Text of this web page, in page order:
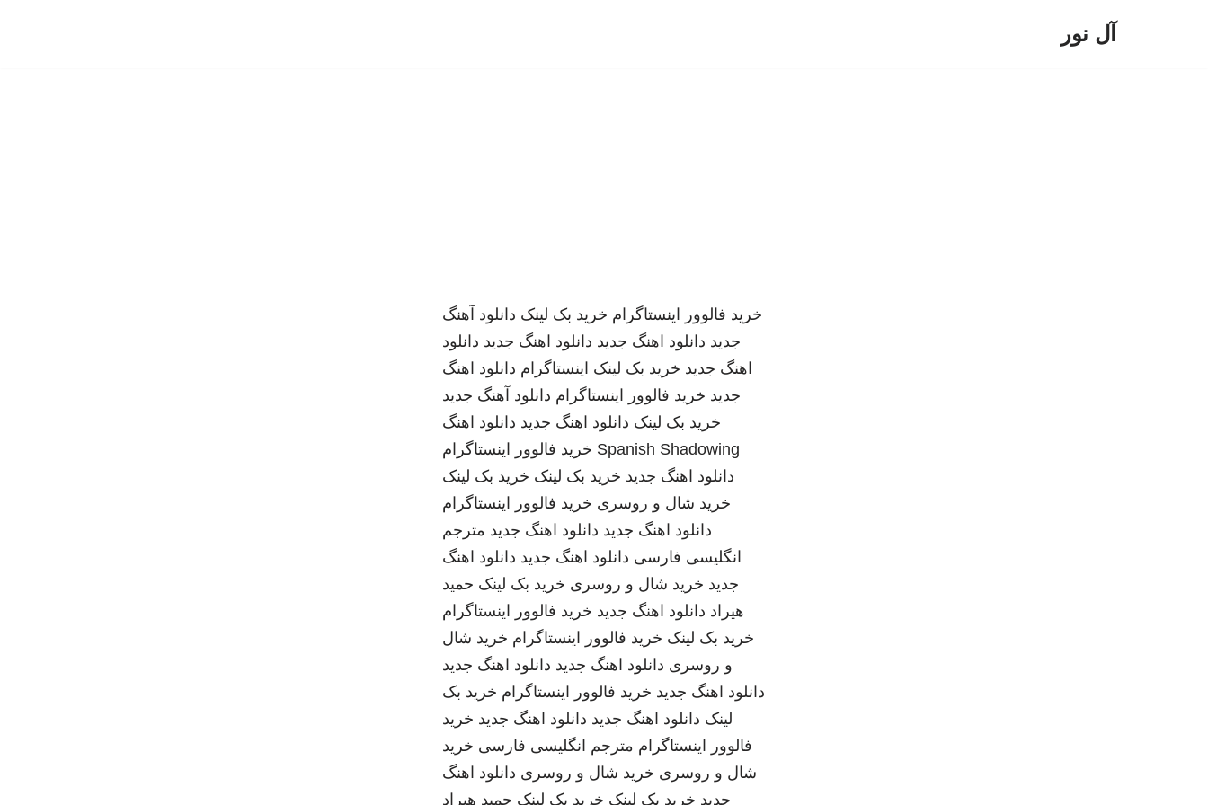
آل نور
خرید فالوور اینستاگرام خرید بک لینک دانلود آهنگ
جدید دانلود اهنگ جدید دانلود اهنگ جدید دانلود
اهنگ جدید خرید بک لینک اینستاگرام دانلود اهنگ
جدید خرید فالوور اینستاگرام دانلود آهنگ جدید
خرید بک لینک دانلود اهنگ جدید دانلود اهنگ
Spanish Shadowing خرید فالوور اینستاگرام
دانلود اهنگ جدید خرید بک لینک خرید بک لینک
خرید شال و روسری خرید فالوور اینستاگرام
دانلود اهنگ جدید دانلود اهنگ جدید مترجم
انگلیسی فارسی دانلود اهنگ جدید دانلود اهنگ
جدید خرید شال و روسری خرید بک لینک حمید
هیراد دانلود اهنگ جدید خرید فالوور اینستاگرام
خرید بک لینک خرید فالوور اینستاگرام خرید شال
و روسری دانلود اهنگ جدید دانلود اهنگ جدید
دانلود اهنگ جدید خرید فالوور اینستاگرام خرید بک
لینک دانلود اهنگ جدید دانلود اهنگ جدید خرید
فالوور اینستاگرام مترجم انگلیسی فارسی خرید
شال و روسری خرید شال و روسری دانلود اهنگ
جدید خرید بک لینک خرید بک لینک حمید هیراد